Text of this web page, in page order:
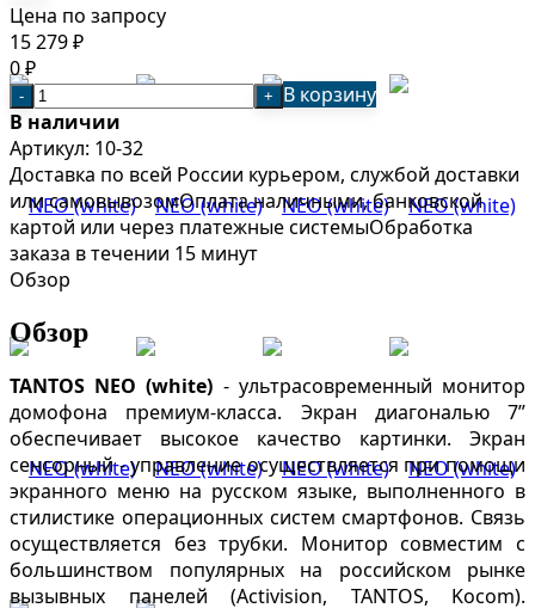
Цена по запросу
15 279 ₽
0₽
- +
В корзину
В наличии
Артикул: 10-32
Доставка по всей России курьером, службой доставки
или самовывозомОплата наличными, банковской
картой или через платежные системыОбработка
заказа в течении 15 минут
Обзор
Обзор
TANTOS NEO (white) - ультрасовременный монитор
домофона премиум-класса. Экран диагональю 7”
обеспечивает высокое качество картинки. Экран
сенсорный - управление осуществляется при помощи
экранного меню на русском языке, выполненного в
стилистике операционных систем смартфонов. Связь
осуществляется без трубки. Монитор совместим с
большинством популярных на российском рынке
вызывных панелей (Activision, TANTOS, Kocom).